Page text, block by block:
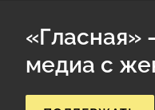
«Гласная»
медиа с